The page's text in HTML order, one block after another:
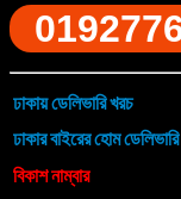
ঢাকায় ডেলিভারি খরচ
ঢাকার বাইরের হোম
বিকাশ নাম্বার